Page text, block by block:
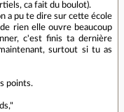
ca fait du boulot).
a pu te dire sur cette école
rien elle ouvre beaucoup
c'est finis ta dernière
surtout si tu as
points.